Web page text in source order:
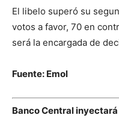
El libelo superó su
votos a favor, 70 en
será la encargada de
Fuente: Emol
Banco Central